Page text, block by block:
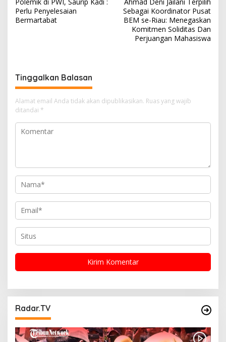
a
v
s
i
p
o
s
Perlu Penyelesaian
Bermartabat
Sebagai Koordinator Pusat
BEM se-Riau: Menegaskan
Komitmen Soliditas Dan
Perjuangan Mahasiswa
Tinggalkan Balasan
Alamat email Anda tidak akan dipublikasikan. Ruas yang wajib
ditandai *
Radar.TV